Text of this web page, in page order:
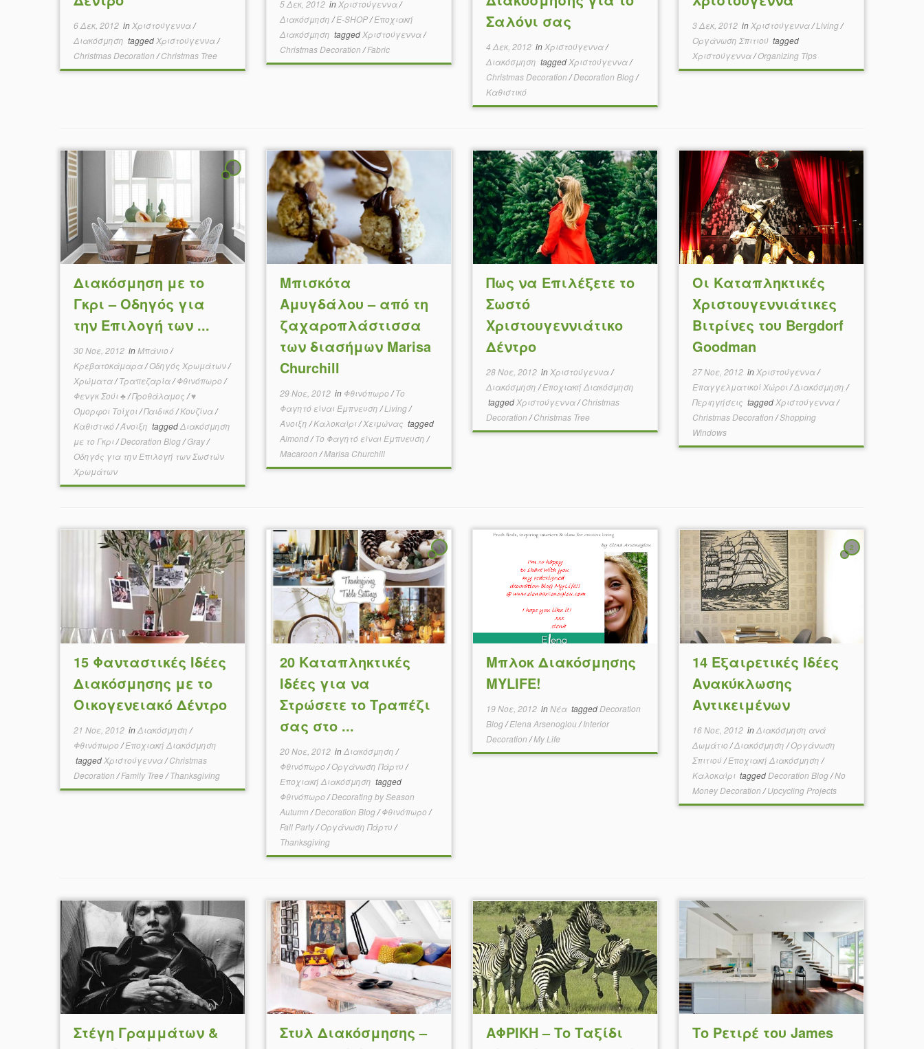
6 Δεκ, 2012in Χριστούγεννα/
Διακόσμηση tagged Χριστούγεννα/
Christmas Decoration /Christmas Tree
5 Δεκ, 2012in Χριστούγεννα/
Διακόσμηση /E-SHOP/Εποχιακή
Διακόσμηση tagged Χριστούγεννα/
Christmas Decoration /Fabric
Σαλόνι σας
4 Δεκ, 2012in Χριστούγεννα/
Διακόσμηση tagged Χριστούγεννα/
Christmas Decoration /Decoration Blog/
Καθιστικό
3 Δεκ, 2012in Χριστούγεννα/Living/
Οργάνωση Σπιτιού tagged
Χριστούγεννα/Organizing Tips
1
Διακόσμηση με το
Γκρι – Οδηγός για
την Επιλογή των ...
30 Νοε, 2012inΜπάνιο /
Κρεβατοκάμαρα/Οδηγός Χρωμάτων/
Χρώματα/Τραπεζαρία/Φθινόπωρο /
Φενγκ Σούι ♣/Προθάλαμος /♥
Όμορφοι Τοίχοι /Παιδικό/Κουζίνα/
Καθιστικό/Άνοιξη taggedΔιακόσμηση
με το Γκρι /Decoration Blog/Gray/
Οδηγός για την Επιλογή των Σωστών
Χρωμάτων
Μπισκότα
Αμυγδάλου – από τη
ζαχαροπλάστισσα
των διασήμων Marisa
Churchill
29 Νοε, 2012in Φθινόπωρο /Το
Φαγητό είναι Έμπνευση /Living/
Άνοιξη /Καλοκαίρι /Χειμώνας tagged
Almond/Το Φαγητό είναι Έμπνευση /
Macaroon /Marisa Churchill
Πως να Επιλέξετε το
Σωστό
Χριστουγεννιάτικο
Δέντρο
28 Νοε, 2012in Χριστούγεννα/
Διακόσμηση /Εποχιακή Διακόσμηση
tagged Χριστούγεννα/Christmas
Decoration /Christmas Tree
Οι Καταπληκτικές
Χριστουγεννιάτικες
Βιτρίνες του Bergdorf
Goodman
27 Νοε, 2012in Χριστούγεννα/
Επαγγελματικοί Χώροι /Διακόσμηση /
Περιηγήσεις tagged Χριστούγεννα/
Christmas Decoration /Shopping
Windows
15 Φανταστικές Ιδέες
Διακόσμησης με το
Οικογενειακό Δέντρο
21 Νοε, 2012inΔιακόσμηση /
Φθινόπωρο /Εποχιακή Διακόσμηση
tagged Χριστούγεννα/Christmas
Decoration /Family Tree/Thanksgiving
1
20 Καταπληκτικές
Ιδέες για να
Στρώσετε το Τραπέζι
σας στο ...
20 Νοε, 2012inΔιακόσμηση /
Φθινόπωρο /Οργάνωση Πάρτυ /
Εποχιακή Διακόσμηση tagged
Φθινόπωρο /Decorating by Season
Autumn /Decoration Blog/Φθινόπωρο /
Fall Party/Οργάνωση Πάρτυ /
Thanksgiving
Μπλοκ Διακόσμησης
MYLIFE!
19 Νοε, 2012inΝέα tagged Decoration
Blog/Elena Arsenoglou/Interior
Decoration /My Life
2
14 Εξαιρετικές Ιδέες
Ανακύκλωσης
Αντικειμένων
16 Νοε, 2012inΔιακόσμηση ανά
Δωμάτιο /Διακόσμηση /Οργάνωση
Σπιτιού/Εποχιακή Διακόσμηση /
Καλοκαίρι tagged Decoration Blog/No
Money Decoration /Upcycling Projects
Στέγη Γραμμάτων &
Στυλ Διακόσμησης –
ΑΦΡΙΚΗ – Το Ταξίδι
Το Ρετιρέ του James